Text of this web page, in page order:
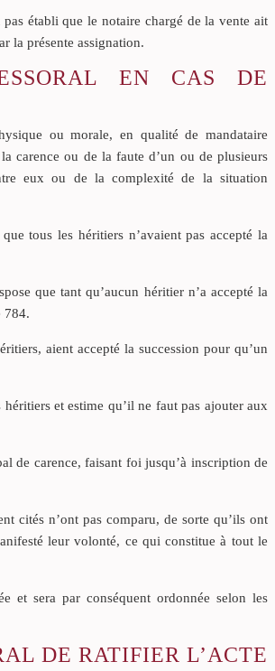
établi que le notaire chargé de la vente ait
la présente assignation.
EN CAS DE
ou morale, en qualité de mandataire
carence ou de la faute d’un ou de plusieurs
eux ou de la complexité de la situation
tous les héritiers n’avaient pas accepté la
que tant qu’aucun héritier n’a accepté la
784.
aient accepté la succession pour qu’un
et estime qu’il ne faut pas ajouter aux
de carence, faisant foi jusqu’à inscription de
cités n’ont pas comparu, de sorte qu’ils ont
leur volonté, ce qui constitue à tout le
et sera par conséquent ordonnée selon les
DE RATIFIER L’ACTE